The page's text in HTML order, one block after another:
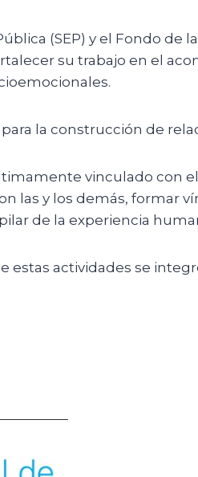
(SEP) y el Fondo de
su trabajo en el
la construcción de
vinculado con
las y los demás, formar
de la experiencia
estas actividades se